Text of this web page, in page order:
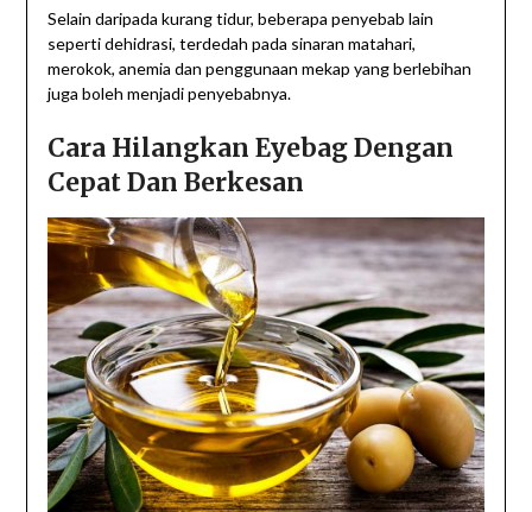
Selain daripada kurang tidur, beberapa penyebab lain
seperti dehidrasi, terdedah pada sinaran matahari,
merokok, anemia dan penggunaan mekap yang berlebihan
juga boleh menjadi penyebabnya.
Cara Hilangkan Eyebag Dengan
Cepat Dan Berkesan